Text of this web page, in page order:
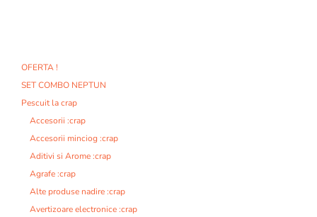
OFERTA !
SET COMBO NEPTUN
Pescuit la crap
Accesorii :crap
Accesorii minciog :crap
Aditivi si Arome :crap
Agrafe :crap
Alte produse nadire :crap
Avertizoare electronice :crap